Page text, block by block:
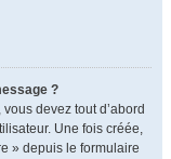
?
devez tout d’abord
Une fois créée,
» depuis le formulaire